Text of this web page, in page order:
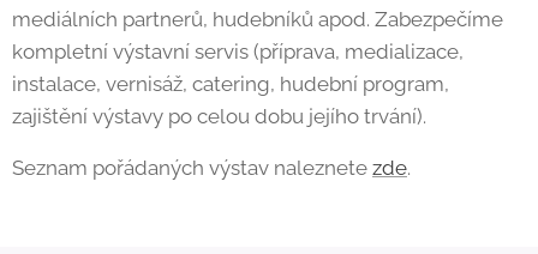
mediálních partnerů, hudebníků apod. Zabezpečíme
kompletní výstavní servis (příprava, medializace,
instalace, vernisáž, catering, hudební program,
zajištění výstavy po celou dobu jejího trvání).
Seznam pořádaných výstav naleznete zde.